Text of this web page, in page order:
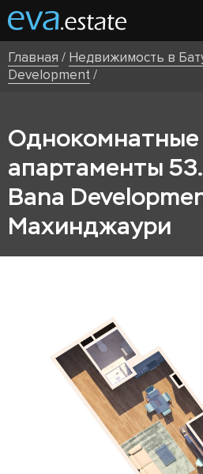
Главная / Недвижимость в
Development/
Однокомнатные
апартаменты
Bana
Махинджаури